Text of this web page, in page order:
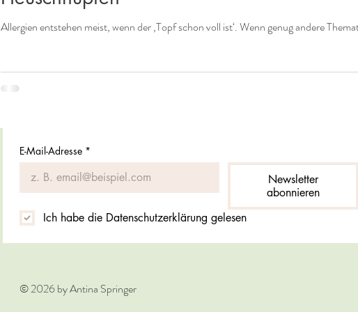
Allergien entstehen meist, wenn der ‚Topf schon voll ist‘. Wenn genug andere
E-Mail-Adresse *
Newsletter
abonnieren
Ich habe die Datenschutzerklärung gelesen
© 2026 by Antina Springer